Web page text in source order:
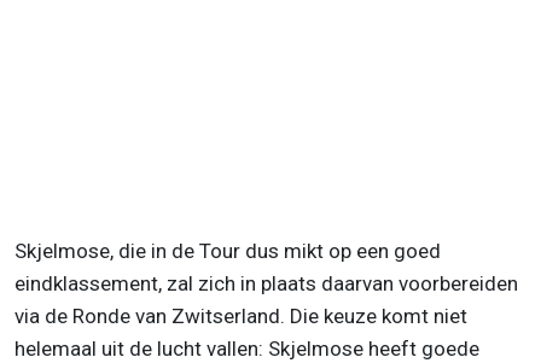
Skjelmose, die in de Tour dus mikt op een goed
eindklassement, zal zich in plaats daarvan voorbereiden
via de Ronde van Zwitserland. Die keuze komt niet
helemaal uit de lucht vallen: Skjelmose heeft goede